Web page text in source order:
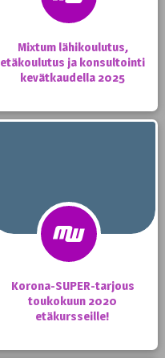
Mixtum lähikoulutus,
etäkoulutus ja konsultointi
kevätkaudella 2025
Korona-SUPER-tarjous
toukokuun 2020
etäkursseille!